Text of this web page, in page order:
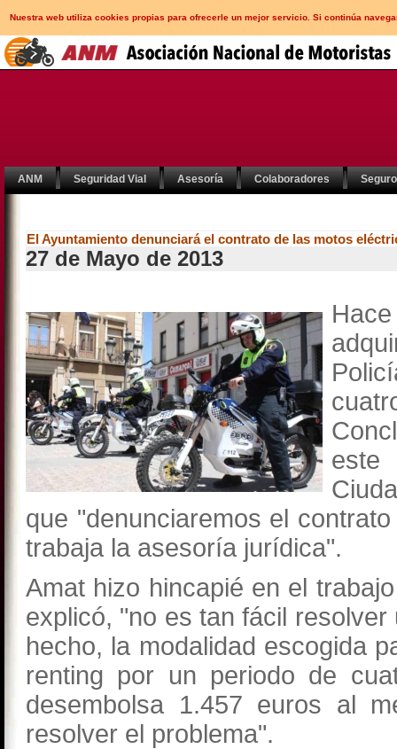
Nuestra web utiliza cookies propias para ofrecerle un mejor servicio. Si continúa
ANM Seguridad Vial Asesoría Colaboradores
El Ayuntamiento denunciará el contrato de las motos
27 de Mayo de 2013
este
que "denunciaremos el
trabaja la asesoría jurídica".
Amat hizo hincapié en el
explicó, "no es tan fácil
hecho, la modalidad escogida
renting por un periodo de
desembolsa 1.457 euros al
resolver el problema".